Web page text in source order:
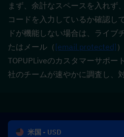
まず、余計なスペースを入れず
コードを入力しているか確認し
ドが機能しない場合は、ライブ
たはメール（ [email protected]
TOPUPLiveのカスタマーサポー
社のチームが速やかに調査し、
米国 - USD